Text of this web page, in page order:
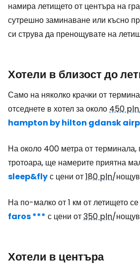
намира летището от центъра на
сутрешно заминаване или късно
си струва да пренощувате на
Хотели в близост до
Само на няколко крачки от
отседнете в хотел за около450 pln
hampton by hilton gdansk
На около 400 метра от
тротоара, ще намерите приятна
sleep&flyс цени от180 pln/
На по-малко от 1 км от летището
faros *** с цени от350 pln/
Хотели в центъра